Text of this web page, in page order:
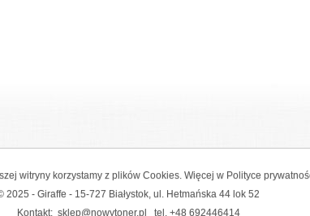
witryny korzystamy z plików Cookies. Więcej w Polityce
2025 - Giraffe - 15-727 Białystok, ul. Hetmańska 44 lok 52
Kontakt: sklep@nowytoner.pl tel. +48 692446414